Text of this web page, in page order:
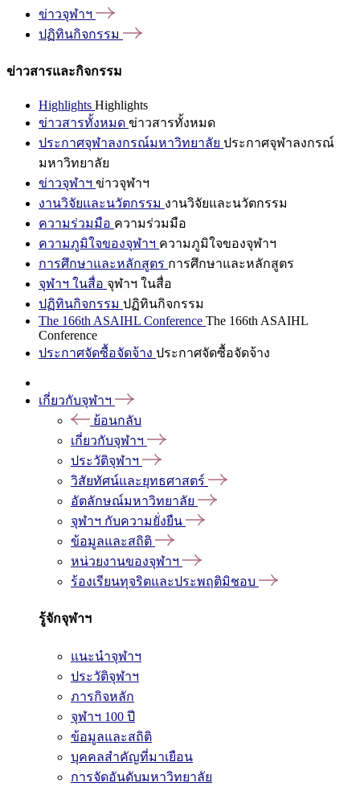
ข่าวจุฬาฯ
ปฏิทินกิจกรรม
ข่าวสารและกิจกรรม
Highlights Highlights
ข่าวสารทั้งหมด ข่าวสารทั้งหมด
ประกาศจุฬาลงกรณ์มหาวิทยาลัย ประกาศจุฬาลงกรณ์
มหาวิทยาลัย
ข่าวจุฬาฯ ข่าวจุฬาฯ
งานวิจัยและนวัตกรรม งานวิจัยและนวัตกรรม
ความร่วมมือ ความร่วมมือ
ความภูมิใจของจุฬาฯ ความภูมิใจของจุฬาฯ
การศึกษาและหลักสูตร การศึกษาและหลักสูตร
จุฬาฯ ในสื่อ จุฬาฯ ในสื่อ
ปฏิทินกิจกรรม ปฏิทินกิจกรรม
The 166th ASAIHL Conference The 166th ASAIHL
Conference
ประกาศจัดซื้อจัดจ้าง ประกาศจัดซื้อจัดจ้าง
เกี่ยวกับจุฬาฯ
ย้อนกลับ
เกี่ยวกับจุฬาฯ
ประวัติจุฬาฯ
วิสัยทัศน์และยุทธศาสตร์
อัตลักษณ์มหาวิทยาลัย
จุฬาฯ กับความยั่งยืน
ข้อมูลและสถิติ
หน่วยงานของจุฬาฯ
ร้องเรียนทุจริตและประพฤติมิชอบ
รู้จักจุฬาฯ
แนะนำจุฬาฯ
ประวัติจุฬาฯ
ภารกิจหลัก
จุฬาฯ 100 ปี
ข้อมูลและสถิติ
บุคคลสำคัญที่มาเยือน
การจัดอันดับมหาวิทยาลัย